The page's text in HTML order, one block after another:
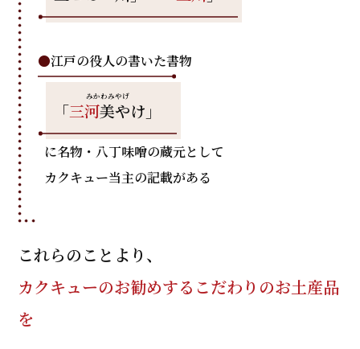
●江戸の役人の書いた書物
「三河美やけ 」
に名物・八丁味噌の蔵元として
カクキュー当主の記載がある
これらのことより、
カクキューのお勧めするこだわりのお土産品
を